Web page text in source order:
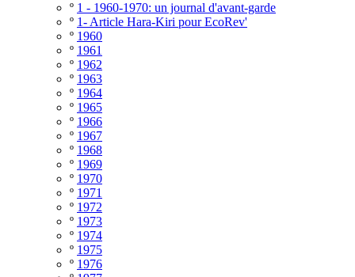
º 1 - 1960-1970: un journal d'avant-garde
º 1- Article Hara-Kiri pour EcoRev'
º 1960
º 1961
º 1962
º 1963
º 1964
º 1965
º 1966
º 1967
º 1968
º 1969
º 1970
º 1971
º 1972
º 1973
º 1974
º 1975
º 1976